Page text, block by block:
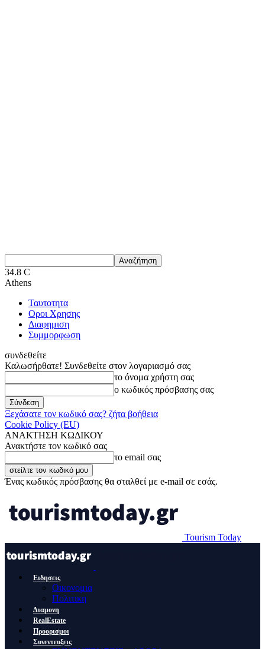
34.8 C
Athens
Ταυτοτητα
Οροι Χρησης
Διαφημιση
Συμμορφωση
συνδεθείτε
Καλωσήρθατε! Συνδεθείτε στον λογαριασμό σας
το όνομα χρήστη σας
ο κωδικός πρόσβασης σας
Ξεχάσατε τον κωδικό σας? ζήτα βοήθεια
Cookie Policy (EU)
ΑΝΑΚΤΗΣΗ ΚΩΔΙΚΟΥ
Ανακτήστε τον κωδικό σας
το email σας
Ένας κωδικός πρόσβασης θα σταλθεί με e-mail σε εσάς.
Tourism Today
Ειδησεις
Οικονομια
Πολιτικη
Διαμονη
RealEstate
Προορισμοι
Συνεντευξεις